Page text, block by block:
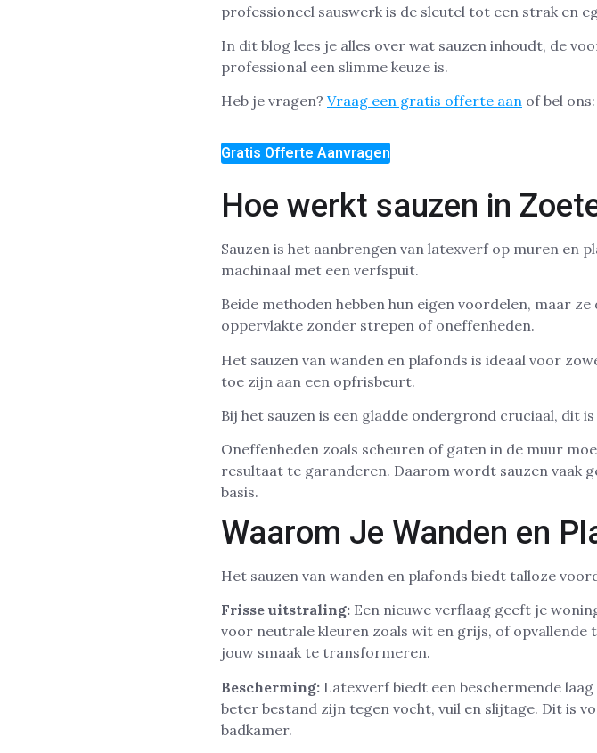
professioneel sauswerk is de sleutel tot een strak en
In dit blog lees je alles over wat sauzen inhoudt, de
professional een slimme keuze is.
Heb je vragen? Vraag een gratis offerte aan of bel ons:
Gratis Offerte Aanvragen
Hoe werkt sauzen in
Sauzen is het aanbrengen van latexverf op muren en
machinaal met een verfspuit.
Beide methoden hebben hun eigen voordelen, maar
oppervlakte zonder strepen of oneffenheden.
Het sauzen van wanden en plafonds is ideaal voor
toe zijn aan een opfrisbeurt.
Bij het sauzen is een gladde ondergrond cruciaal, dit
Oneffenheden zoals scheuren of gaten in de muur
resultaat te garanderen. Daarom wordt sauzen vaak
basis.
Waarom Je Wanden en
Het sauzen van wanden en plafonds biedt talloze
Frisse uitstraling: Een nieuwe verflaag geeft je
voor neutrale kleuren zoals wit en grijs, of
jouw smaak te transformeren.
Bescherming: Latexverf biedt een beschermende
beter bestand zijn tegen vocht, vuil en slijtage. Dit is
badkamer.